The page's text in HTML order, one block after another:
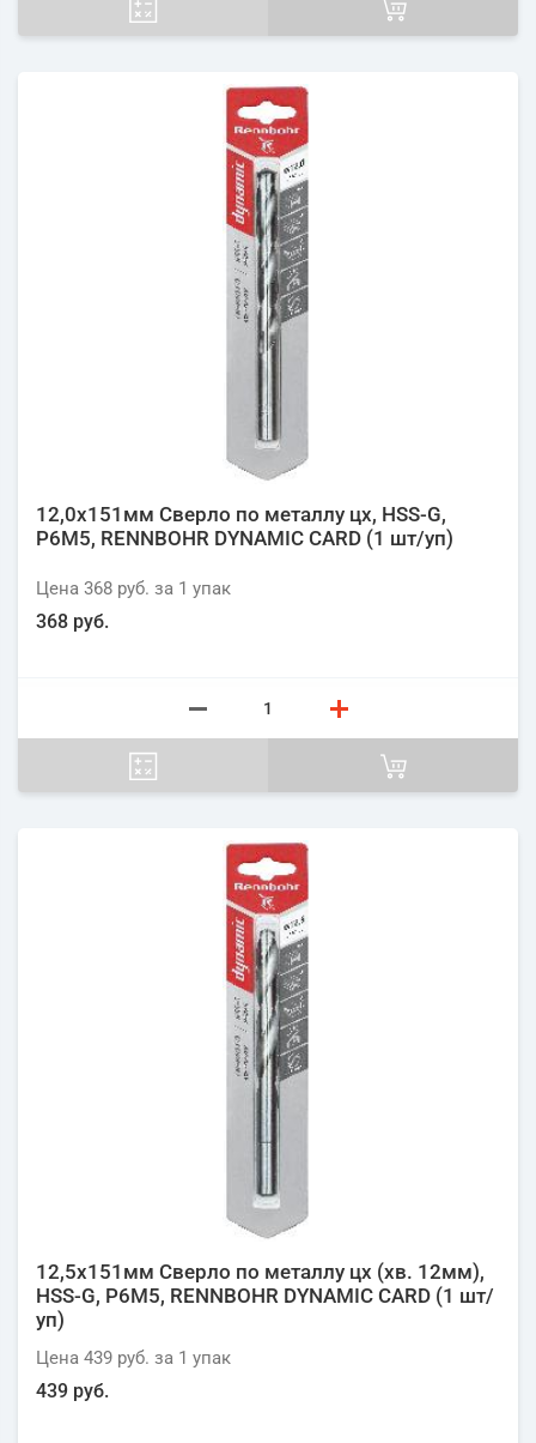
12,0х151мм Сверло по металлу цх, HSS-G,
P6M5, RENNBOHR DYNAMIC CARD (1 шт/уп)
Цена 368 руб. за 1 упак
368 руб.
12,5х151мм Сверло по металлу цх (хв. 12мм),
HSS-G, P6M5, RENNBOHR DYNAMIC CARD (1 шт/
уп)
Цена 439 руб. за 1 упак
439 руб.